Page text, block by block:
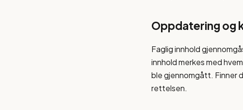
Oppdatering og
Faglig innhold
innhold merkes med
ble gjennomgått. Finner
rettelsen.